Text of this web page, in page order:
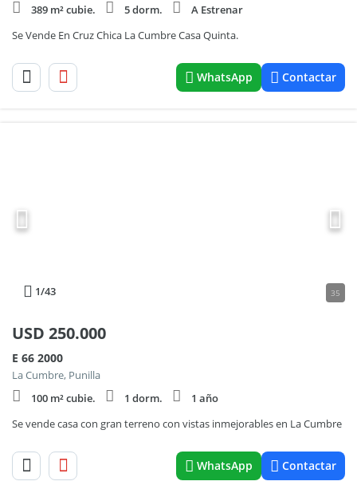
389 m² cubie.
5 dorm.
A Estrenar
Se Vende En Cruz Chica La Cumbre Casa Quinta.
WhatsApp Contactar
1/43 35
USD 250.000
E 66 2000
La Cumbre, Punilla
100 m² cubie.
1 dorm.
1 año
Se vende casa con gran terreno con vistas inmejorables en La Cumbre
WhatsApp Contactar